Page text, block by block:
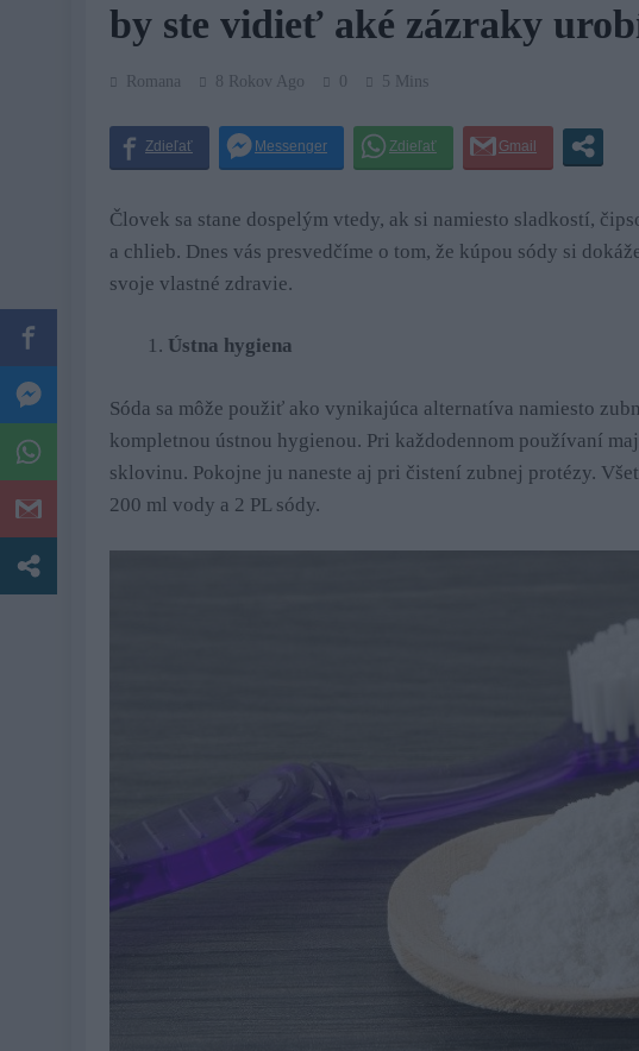
by ste vidieť aké zázraky
Romana 8 Rokov Ago 0 5 Mins
Človek sa stane dospelým vtedy, ak si namiesto sladkostí,
a chlieb. Dnes vás presvedčíme o tom, že kúpou sódy si
svoje vlastné zdravie.
Ústna hygiena
Sóda sa môže použiť ako vynikajúca alternatíva namiesto
kompletnou ústnou hygienou. Pri každodennom používaní
sklovinu. Pokojne ju naneste aj pri čistení zubnej protézy.
200 ml vody a 2 PL sódy.